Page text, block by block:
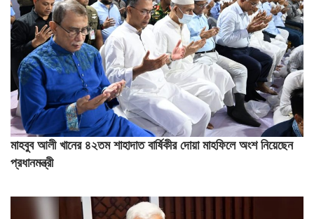
মাহবুব আলী খানের ৪২তম শাহাদাত বার্ষিকীর দোয়া মাহফিলে অংশ নিয়েছেন
প্রধানমন্ত্রী